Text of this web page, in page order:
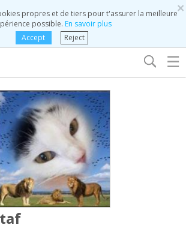
×
propres et de tiers pour t'assurer la meilleure
possible. En savoir plus
Accept
Reject
☰